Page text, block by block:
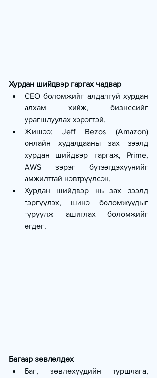
Хурдан шийдвэр гаргах чадвар
CEO боломжийг алдалгүй хурдан
алхам хийж, бизнесийг
урагшлуулах хэрэгтэй.
Жишээ: Jeff Bezos (Amazon)
онлайн худалдааны зах зээлд
хурдан шийдвэр гаргаж, Prime,
AWS зэрэг бүтээгдэхүүнийг
амжилттай нэвтрүүлсэн.
Хурдан шийдвэр нь зах зээлд
тэргүүлэх, шинэ боломжуудыг
түрүүлж ашиглах боломжийг
өгдөг.
Багаар зөвлөлдөх
Баг, зөвлөхүүдийн туршлага,